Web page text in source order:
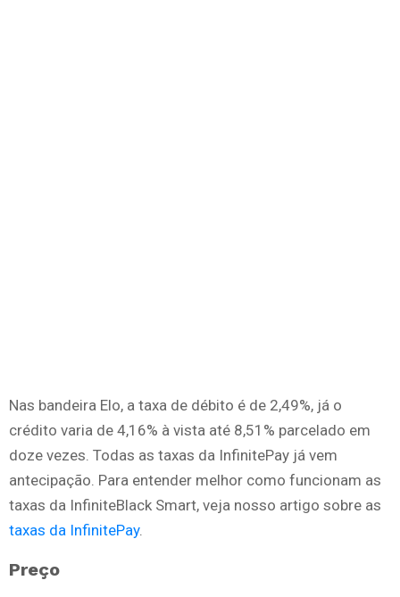
Nas bandeira Elo, a taxa de débito é de 2,49%, já o
crédito varia de 4,16% à vista até 8,51% parcelado em
doze vezes. Todas as taxas da InfinitePay já vem
antecipação. Para entender melhor como funcionam as
taxas da InfiniteBlack Smart, veja nosso artigo sobre as
taxas da InfinitePay.
Preço